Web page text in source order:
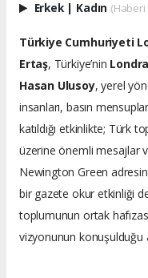
Erkek | Kadın
Türkiye Cumhuriyeti
Ertaş, Türkiye’nin
Hasan Ulusoy, yerel
insanları, basın
katıldığı etkinlikte; Türk
üzerine önemli mesajlar
Newington Green
bir gazete okur etkinliği
toplumunun ortak
vizyonunun konuşulduğu